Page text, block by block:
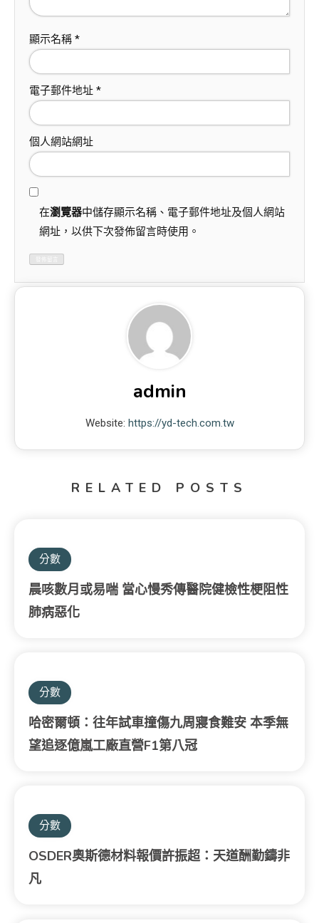
顯示名稱 *
電子郵件地址 *
個人網站網址
在瀏覽器中儲存顯示名稱、電子郵件地址及個人網站
網址，以供下次發佈留言時使用。
admin
Website: https://yd-tech.com.tw
RELATED POSTS
分數
晨咳數月或易喘 當心慢秀傳醫院健檢性梗阻性
肺病惡化
分數
哈密爾頓：往年試車撞傷九周寢食難安 本季無
望追逐億嵐工廠直營F1第八冠
分數
OSDER奧斯德材料報價許振超：天道酬勤鑄非
凡